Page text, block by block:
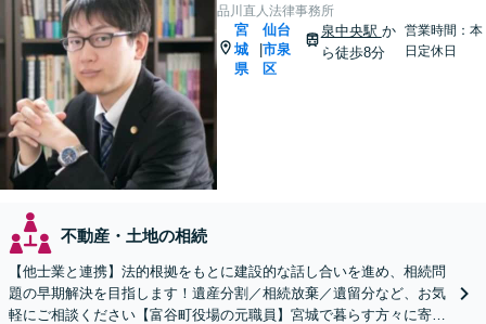
品川直人法律事務所
宮
城
県
仙台
市泉
区
泉中央駅 か
ら徒歩8分
営業時間：本
日定休日
不動産・土地の相続
【他士業と連携】法的根拠をもとに建設的な話し合いを進め、相続問
題の早期解決を目指します！遺産分割／相続放棄／遺留分など、お気
軽にご相談ください【富谷町役場の元職員】宮城で暮らす方々に寄り